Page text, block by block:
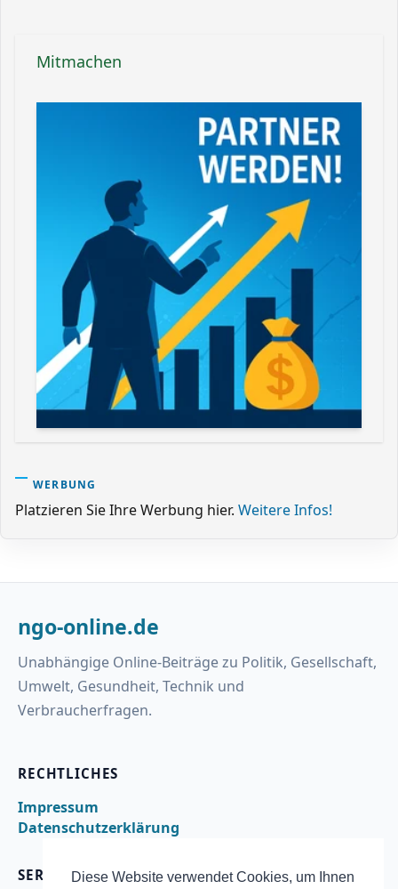
Diese Website verwendet Cookies, um Ihnen
Mitmachen
WERBUNG
Platzieren Sie Ihre Werbung hier. Weitere Infos!
ngo-online.de
Unabhängige Online-Beiträge zu Politik, Gesellschaft,
Umwelt, Gesundheit, Technik und
Verbraucherfragen.
RECHTLICHES
Impressum
Datenschutzerklärung
SERVICE